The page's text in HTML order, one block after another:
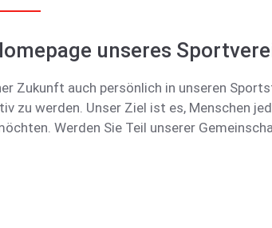
unseres
Zukunft auch persönlich in unseren
zu werden. Unser Ziel ist es, Menschen
Werden Sie Teil unserer